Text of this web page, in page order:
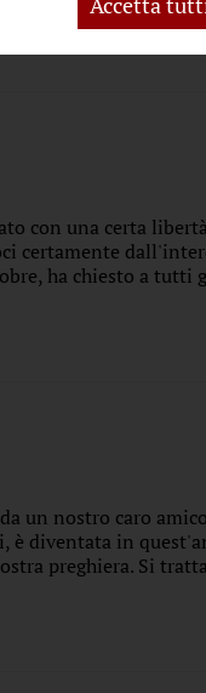
con una certa
certamente
ha chiesto a tutti
un nostro caro
è diventata in
preghiera. Si